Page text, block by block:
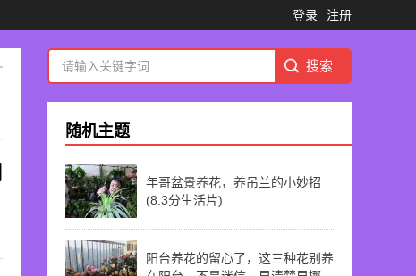
登录 注册
随机主题
年哥盆景养花，养吊兰的小妙招
(8.3分生活片)
阳台养花的留心了，这三种花别养